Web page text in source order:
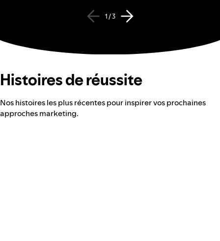
1 / 3
Histoires de réussite
Nos histoires les plus récentes pour inspirer vos prochaines
approches marketing.